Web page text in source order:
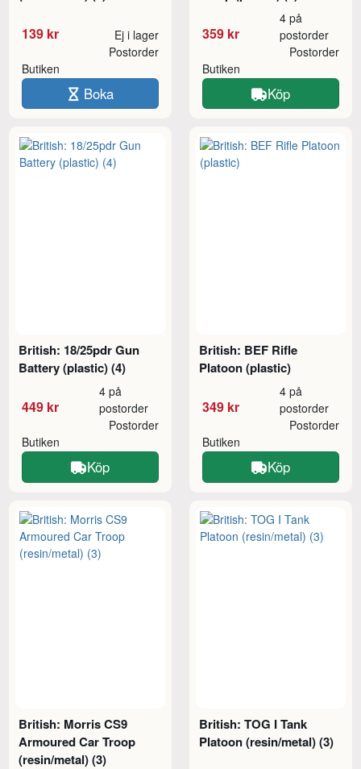
139 kr Ej i lager
Butiken
Postorder
Boka
359 kr
4 på
postorder
Butiken
Postorder
Köp
British: 18/25pdr Gun
Battery (plastic) (4)
449 kr
4 på
postorder
Butiken
Postorder
Köp
British: BEF Rifle
Platoon (plastic)
349 kr
4 på
postorder
Butiken
Postorder
Köp
British: Morris CS9
Armoured Car Troop
(resin/metal) (3)
British: TOG I Tank
Platoon (resin/metal) (3)